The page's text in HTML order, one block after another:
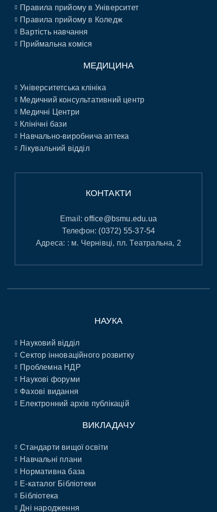
Правила прийому в Університет
Правила прийому в Коледж
Вартість навчання
Приймальна коміся
МЕДИЦИНА
Університетська клініка
Медичний консультативний центр
Медичні Центри
Клінічні бази
Навчально-виробнича аптека
Лікувальний відділ
КОНТАКТИ
Email:office@bsmu.edu.ua
Телефон: (0372) 55-37-54
Адреса: : м. Чернівці, пл. Театральна, 2
НАУКА
Науковий відділ
Сектор інноваційного розвитку
Проблемна НДР
Наукові форуми
Фахові видання
Електронний архів публікацій
ВИКЛАДАЧУ
Стандарти вищої освіти
Навчальні плани
Нормативна база
E-каталог Бібліотеки
Бібліотека
Дні народження